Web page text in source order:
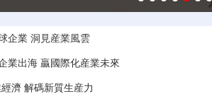
企業 洞見産業風雲
業出海 贏國際化産業未來
經濟 解碼新質生産力